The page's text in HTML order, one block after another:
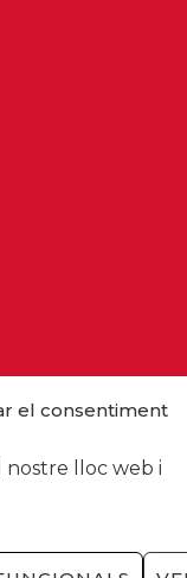
el consentiment
nostre lloc web i